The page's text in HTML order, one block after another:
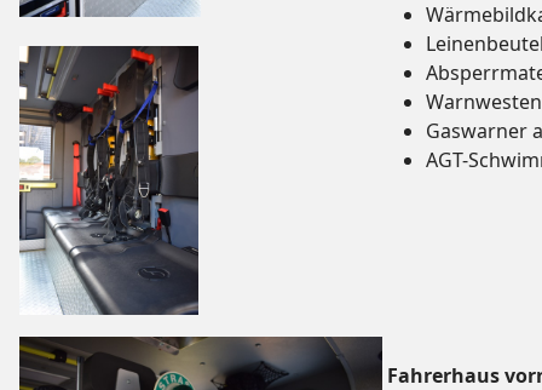
Warnwesten
Gaswarner
AGT-
Fahrerhaus